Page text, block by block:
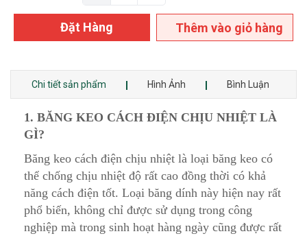
Đặt Hàng Thêm vào giỏ hàng
Chi tiết sản phẩm Hình Ảnh Bình Luận
1. BĂNG KEO CÁCH ĐIỆN CHỊU NHIỆT LÀ
GÌ?
Băng keo cách điện chịu nhiệt là loại băng keo có
thể chống chịu nhiệt độ rất cao đồng thời có khả
năng cách điện tốt. Loại băng dính này hiện nay rất
phổ biến, không chỉ được sử dụng trong công
nghiệp mà trong sinh hoạt hàng ngày cũng được rất